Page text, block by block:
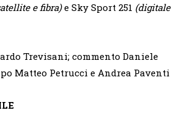
e fibra)e Sky Sport 251 (digitale
Trevisani; commento Daniele
Matteo Petrucci e Andrea Paventi